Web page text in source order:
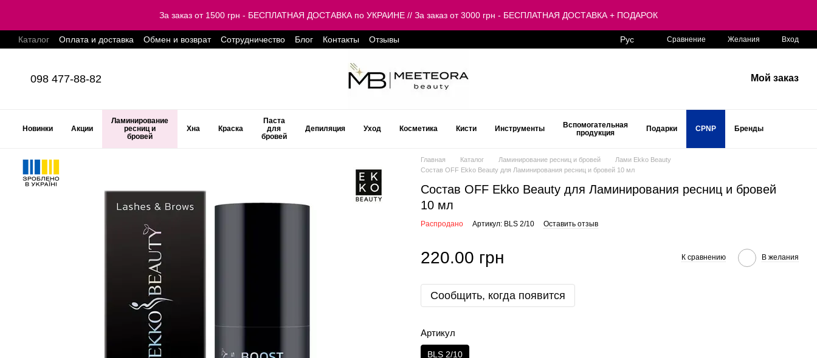
За заказ от 1500 грн - БЕСПЛАТНАЯ ДОСТАВКА по УКРАИНЕ // За заказ от 3000 грн - БЕСПЛАТНАЯ ДОСТАВКА + ПОДАРОК
Каталог Оплата и доставка Обмен и возврат Сотрудничество Блог Контакты Отзывы Рус Сравнение Желания Вход
098 477-88-82 Мой заказ
Новинки Акции
Ламинирование
ресниц и
бровей
Хна Краска
Паста
для
бровей
Депиляция Уход Косметика Кисти Инструменты
Вспомогательная
продукция
Подарки CPNP Бренды
Главная Каталог Ламинирование ресниц и бровей
Лами Ekko Beauty
Состав OFF Ekko Beauty для Ламинирования ресниц и бровей 10 мл
Состав OFF Ekko Beauty для Ламинирования ресниц и бровей
10 мл
Распродано Артикул: BLS 2/10 Оставить отзыв
220.00 грн К сравнению В желания
Сообщить, когда появится
Артикул
BLS 2/10